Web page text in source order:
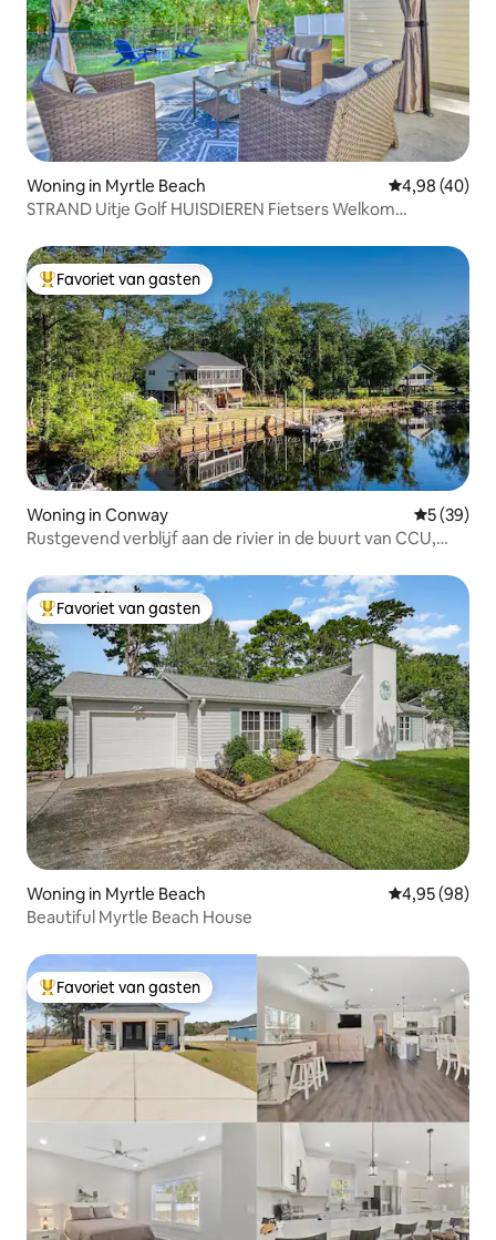
Woning in Myrtle Beach Gemiddelde
4,98 (40)
STRAND Uitje Golf HUISDIEREN Fietsers Welkom
Topfavoriet van gasten
Favoriet van gasten
Woning in Conway
5 (39)
Rustgevend verblijf aan de rivier in de buurt van CCU,
Topfavoriet van gasten
Favoriet van gasten
Woning in Myrtle Beach Gemiddelde
4,95 (98)
Beautiful Myrtle Beach House
Topfavoriet van gasten
Favoriet van gasten